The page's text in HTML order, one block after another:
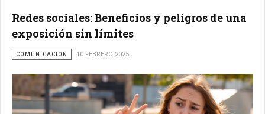
Redes sociales: Beneficios y peligros de una
exposición sin límites
COMUNICACIÓN 10 FEBRERO 2025